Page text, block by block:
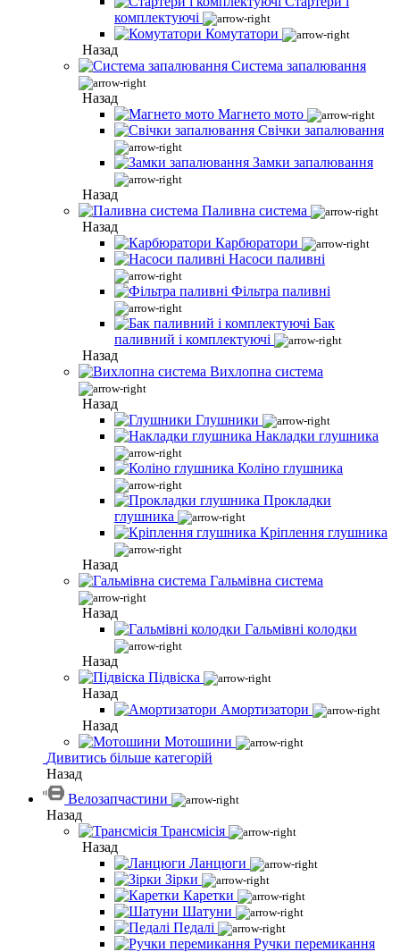
комплектуючі
Комутатори
Назад
Система запалювання
Назад
Магнето мото
Свічки запалювання
Замки запалювання
Назад
Паливна система
Назад
Карбюратори
Насоси паливні
Фільтра паливні
Бак
паливний і комплектуючі
Назад
Вихлопна система
Назад
Глушники
Накладки глушника
Коліно глушника
Прокладки
глушника
Кріплення глушника
Назад
Гальмівна система
Назад
Гальмівні колодки
Назад
Підвіска
Назад
Амортизатори
Назад
Мотошини
Дивитись більше категорій
Назад
Велозапчастини
Назад
Трансмісія
Назад
Ланцюги
Зірки
Каретки
Шатуни
Педалі
Ручки перемикання